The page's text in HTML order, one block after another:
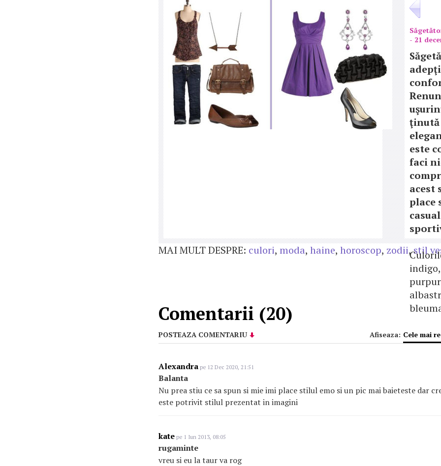
- 21
este
faci
acest
place
MAI MULT DESPRE: culori, moda, haine, horoscop, zodii,stil
Comentarii (20)
POSTEAZA COMENTARIU Afiseaza: Cele mai
Alexandra pe 12 Dec 2020, 21:51
Balanta
Nu prea stiu ce sa spun si mie imi place stilul emo si un pic mai baieteste dar
este potrivit stilul prezentat in imagini
kate pe 1 Iun 2013, 08:05
rugaminte
vreu si eu la taur va rog